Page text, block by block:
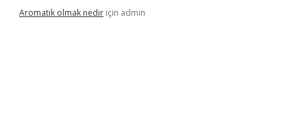
Aromatik olmak nedir için admin